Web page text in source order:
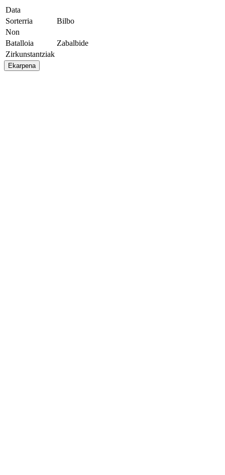
Data
Sorterria
Bilbo
Non
Batalloia
Zabalbide
Zirkunstantziak